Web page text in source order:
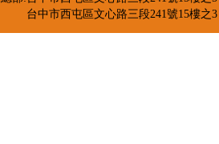
台中市西屯區文心路三段241號15樓